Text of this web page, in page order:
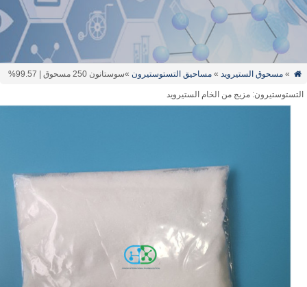
» مسحوق الستيرويد »مساحيق التستوستيرون »سوستانون 250 مسحوق | 99.57%
مزيج من الخام الستيرويد